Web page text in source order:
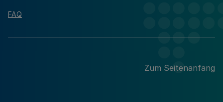
FAQ
Zum Seitenanfang